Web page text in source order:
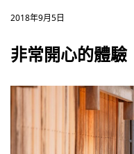
2018年9月5日
非常開心的體驗